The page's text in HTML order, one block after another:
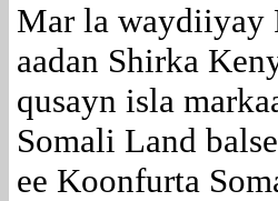
Mar la waydiiyay
aadan Shirka
qusayn isla
Somali Land
ee Koonfurta